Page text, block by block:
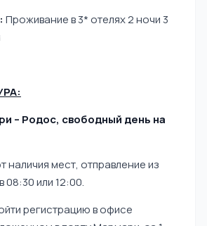
Проживание в 3* отелях 2 ночи 3
– Родос, свободный день на
наличия мест, отправление из
или 12:00.
регистрацию в офисе